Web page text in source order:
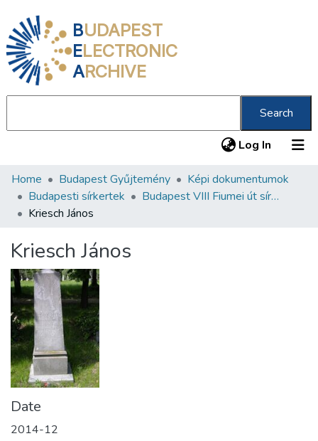
BUDAPEST
ELECTRONIC
ARCHIVE
Search
Log In (current)
Communities & Collections
All of DSpace
About us
Home Budapest Gyűjtemény
Képi dokumentumok
Budapesti sírkertek
Budapest VIII Fiumei út sírkert 1. rész
Kriesch János
Kriesch János
Date
2014-12